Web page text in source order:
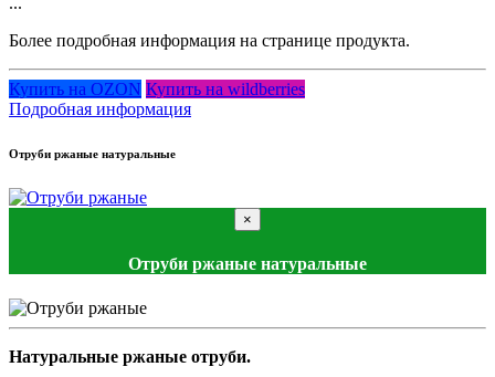
Более подробная информация на странице продукта.
Купить на OZON Купить на wildberries
Подробная информация
Отруби ржаные натуральные
×
Отруби ржаные натуральные
Натуральные ржаные отруби.